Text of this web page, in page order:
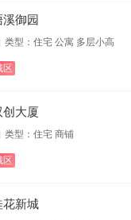
溪御园
类型：住宅 公寓 多层小高
区
创大厦
类型：住宅 商铺
区
花新城